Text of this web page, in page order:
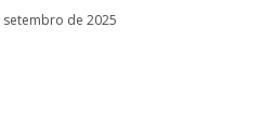
setembro de 2025